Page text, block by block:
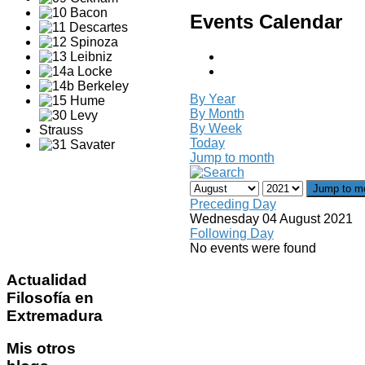
Events Calendar
By Year
By Month
By Week
Today
Jump to month
Jump to
Preceding Day
Wednesday 04 August 2021
Following Day
No events were found
Actualidad
Filosofía en
Extremadura
Mis otros